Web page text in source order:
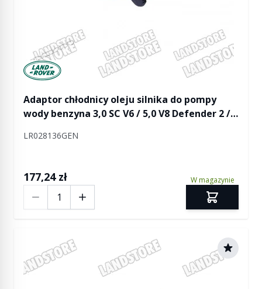
Manufactured by Land rover
Adaptor chłodnicy oleju silnika do pompy
wody benzyna 3,0 SC V6 / 5,0 V8 Defender 2 /
RR Sport / RR Sport od 2014 / RR Velar
LR028136GEN
177,24 zł W magazynie